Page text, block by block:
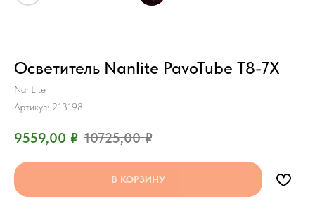
Осветитель Nanlite PavoTube T8-7X
NanLite
Артикул: 213198
9559,00 ₽ 10725,00 ₽
В КОРЗИНУ